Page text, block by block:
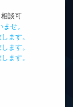
談可
せ。
ます。
ます。
ます。